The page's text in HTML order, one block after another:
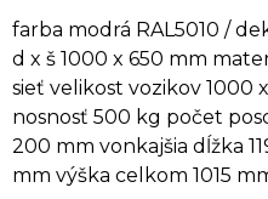
farba modrá RAL5010 /
d x š 1000 x 650 mm
sieť velikost vozikov 1000
nosnosť 500 kg počet
200 mm vonkajšia dĺžka
mm výška celkom 1015